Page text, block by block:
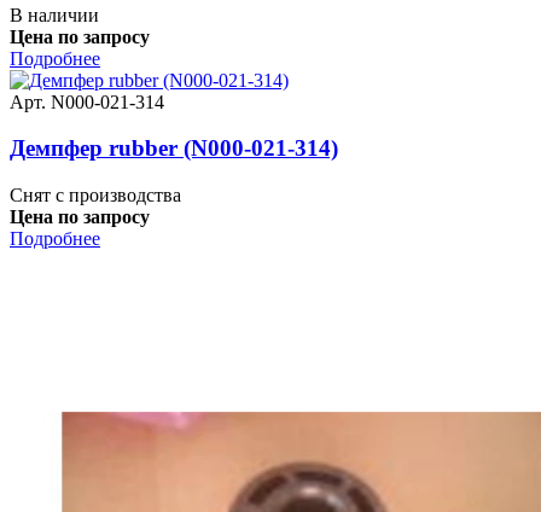
В наличии
Цена по запросу
Подробнее
Арт. N000-021-314
Демпфер rubber (N000-021-314)
Снят с производства
Цена по запросу
Подробнее